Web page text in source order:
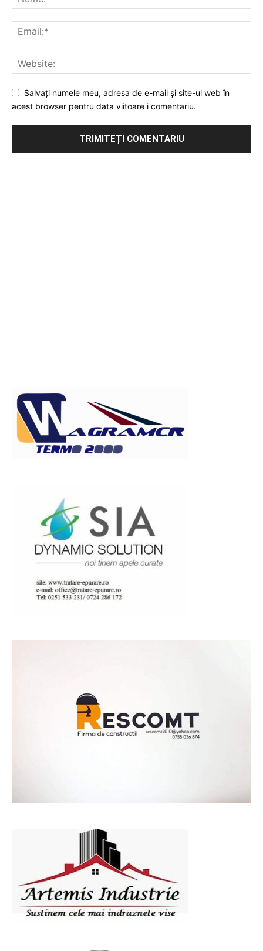
Salvați numele meu, adresa de e-mail și site-ul web în
acest browser pentru data viitoare i comentariu.